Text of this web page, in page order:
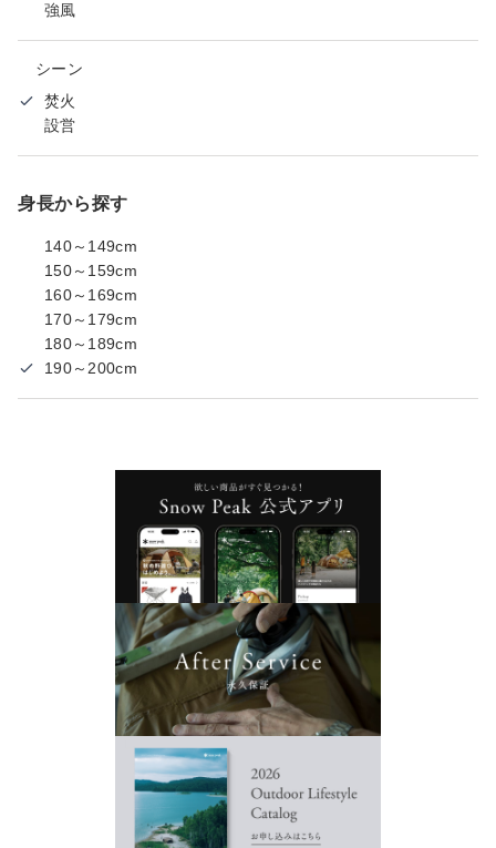
強風
シーン
焚火
設営
身長から探す
140～149cm
150～159cm
160～169cm
170～179cm
180～189cm
190～200cm